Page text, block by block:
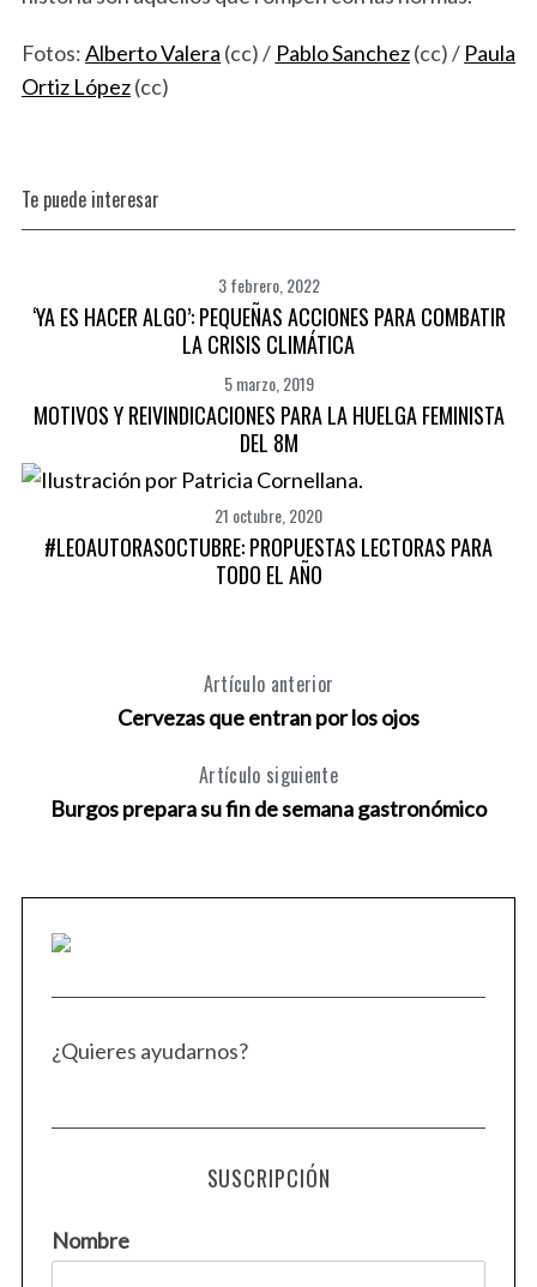
Fotos:Alberto Valera (cc) / Pablo Sanchez(cc) / Paula
Ortiz López(cc)
Te puede interesar
3 febrero, 2022
‘YA ES HACER ALGO’: PEQUEÑAS ACCIONES PARA COMBATIR
LA CRISIS CLIMÁTICA
5 marzo, 2019
MOTIVOS Y REIVINDICACIONES PARA LA HUELGA FEMINISTA
DEL 8M
21 octubre, 2020
#LEOAUTORASOCTUBRE: PROPUESTAS LECTORAS PARA
TODO EL AÑO
Artículo anterior
Cervezas que entran por los ojos
Artículo siguiente
Burgos prepara su fin de semana gastronómico
¿Quieres ayudarnos?
SUSCRIPCIÓN
Nombre